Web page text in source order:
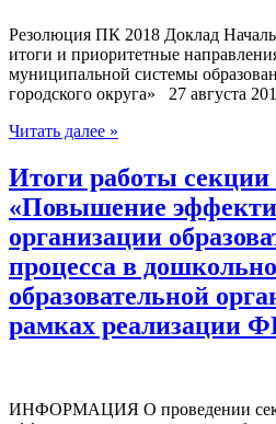
Резолюция ПК 2018 Доклад
итоги и приоритетные
муниципальной системы
городского округа» 27 августа
Читать далее »
Итоги работы
«Повышение
организации
процесса в
образовательной
рамках реализации
ИНФОРМАЦИЯ О проведении